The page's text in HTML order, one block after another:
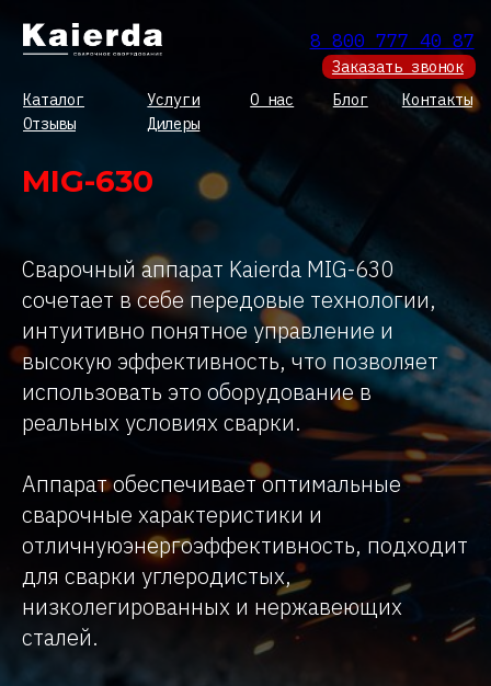
Контакты
Заказать звонок
MIG-630
Сварочный аппарат Kaierda MIG-630
сочетает в себе передовые технологии,
интуитивно понятное управление и
высокую эффективность, что позволяет
использовать это оборудование в
реальных условиях сварки.
Аппарат обеспечивает оптимальные
сварочные характеристики и
отличнуюэнергоэффективность, подходит
для сварки углеродистых,
низколегированных и нержавеющих
сталей.